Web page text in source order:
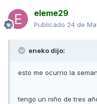
eleme29
Publicado 24 de
eneko dijo:
esto me ocurrio la
tengo un niño de tres